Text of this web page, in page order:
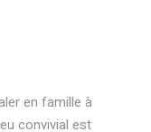
en famille à
convivial est